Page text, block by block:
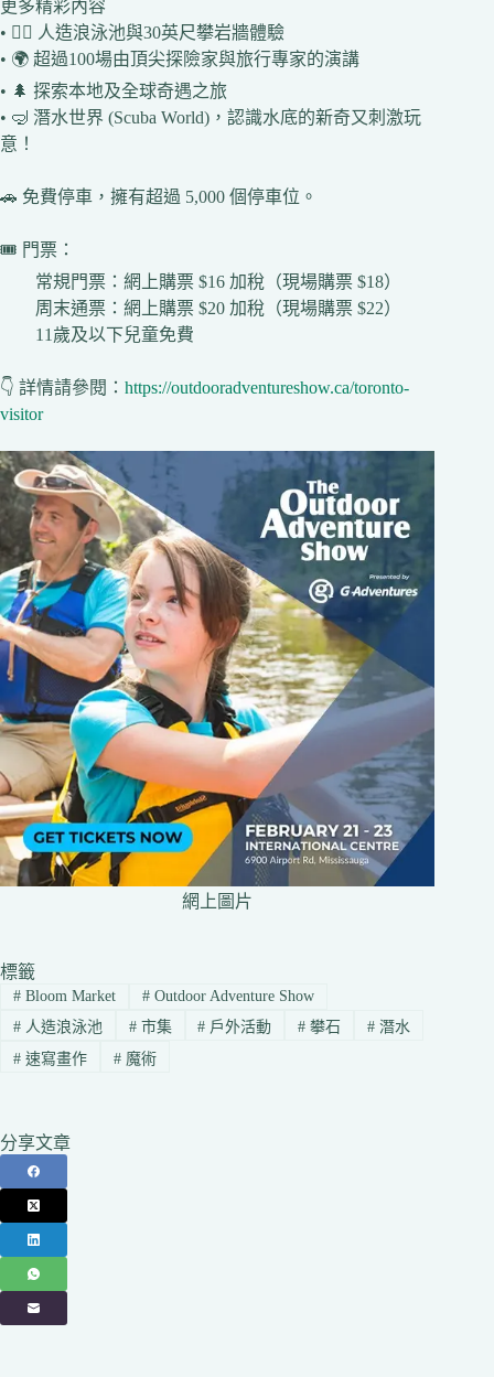
更多精彩內容
• 🚣‍♀️ 人造浪泳池與30英尺攀岩牆體驗
• 🌍 超過100場由頂尖探險家與旅行專家的演講
• 🌲 探索本地及全球奇遇之旅
• 🤿 潛水世界 (Scuba World)，認識水底的新奇又刺激玩
意！
🚗 免費停車，擁有超過 5,000 個停車位。
🎟️ 門票：
常規門票：網上購票 $16 加稅（現場購票 $18）
周末通票：網上購票 $20 加稅（現場購票 $22）
11歲及以下兒童免費
👇 詳情請參閱： https://outdooradventureshow.ca/toronto-
visitor
網上圖片
標籤
#Bloom Market #Outdoor Adventure Show
#人造浪泳池 #市集 # 戶外活動 # 攀石 # 潛水
#速寫畫作 #魔術
分享文章